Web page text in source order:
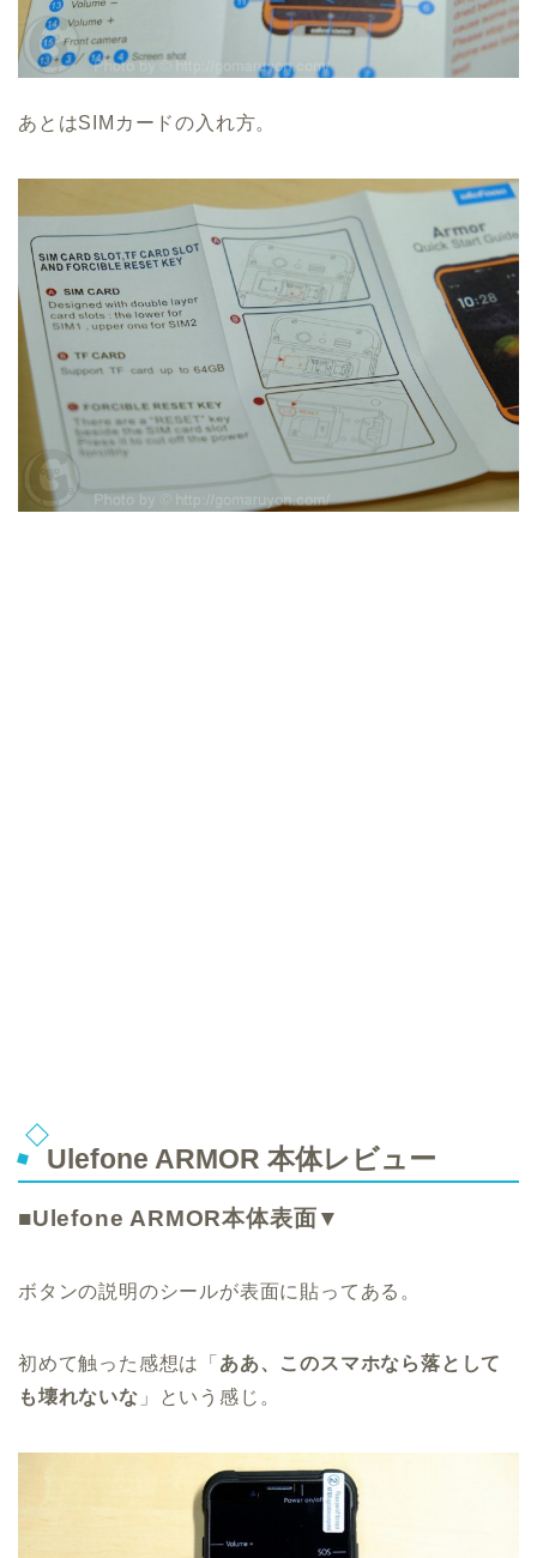
あとはSIMカードの入れ方。
Ulefone ARMOR 本体レビュー
■Ulefone ARMOR本体表面▼
ボタンの説明のシールが表面に貼ってある。
初めて触った感想は「 ああ、このスマホなら落として
も壊れないな 」という感じ。